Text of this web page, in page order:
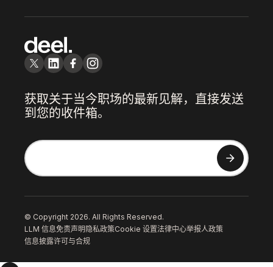
获取关于当今职场的最新见解，直接发送
到您的收件箱。
© Copyright 2026. All Rights Reserved.
LLM 信息免责声明隐私政策Cookie 设置法律中心举报人政策
信息披露许可与合规